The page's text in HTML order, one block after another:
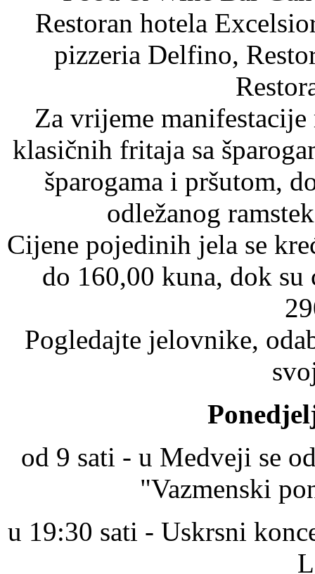
Restoran hotela
pizzeria Delfino,
Za vrijeme
klasičnih fritaja sa
šparogama i pršutom,
odležanog
Cijene pojedinih jela se
do 160,00 kuna, dok
Pogledajte jelovnike,
od 9 sati - u Medveji se
"Vazmenski
u 19:30 sati - Uskrsni